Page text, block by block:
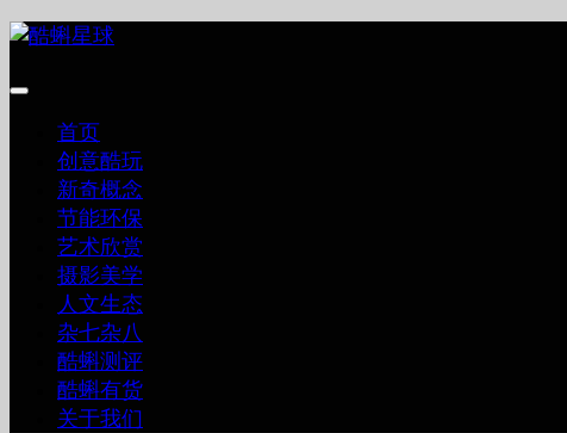
跳
内
首页
创意酷玩
新奇概念
节能环保
艺术欣赏
摄影美学
人文生态
杂七杂八
酷蝌测评
酷蝌有货
关于我们